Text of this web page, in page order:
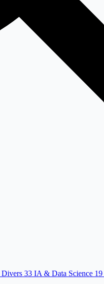
Divers 33 IA & Data Science 19